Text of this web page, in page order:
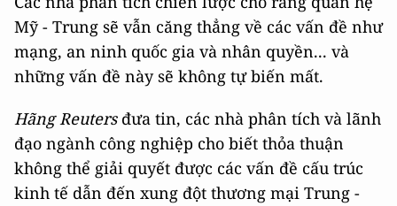
Mỹ - Trung sẽ vẫn căng thẳng về các vấn đề như
mạng, an ninh quốc gia và nhân quyền... và
những vấn đề này sẽ không tự biến mất.
Hãng Reutersđưa tin, các nhà phân tích và lãnh
đạo ngành công nghiệp cho biết thỏa thuận
không thể giải quyết được các vấn đề cấu trúc
kinh tế dẫn đến xung đột thương mại Trung -